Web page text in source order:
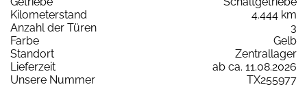
Kilometerstand
4.444 km
Anzahl der Türen
3
Farbe
Gelb
Standort
Zentrallager
Lieferzeit
ab ca. 11.08.2026
Unsere Nummer
TX255977